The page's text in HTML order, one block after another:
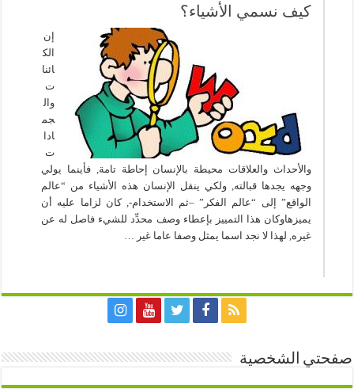
كيف نسمي الأشياء؟
إن
الك
ائنا
ت
وال
جم
ادا
ت
والأحداث والعلاقات محيطة بالإنسان إحاطة تامة, فأينما يولي
وجهه يجدها قبالته, ولكي ينقل الإنسان هذه الأشياء من “عالم
الواقع” إلى “عالم الفكر” –ثم الاستخدام-, كان لزاما عليه أن
يميزهاوكان هذا التمييز بإعطاء وصف محدِّد للشيء فاصل له عن
غيره, لهذا لا نجد اسما يمثل وصفا عاما غير …
صفحتي الشخصية